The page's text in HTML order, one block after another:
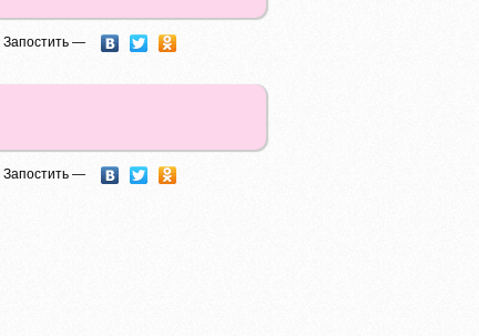
Запостить —
Запостить —